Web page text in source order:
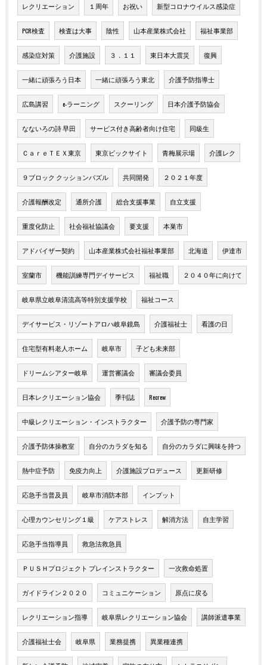
レクリエーション １周年 お祝い 新型コロナウイルス感染症
PCR検査 検査は大事 陰性 山本産業株式会社 福祉事業部
感染症対策 介護施設 ３．１１ 東日本大震災 復興
一緒に頑張ろう日本 一緒に頑張ろう東北 介護予防指導士
広島講習 e-ラーニング スクーリング 日本介護予防協会
なないろの詩 早田 サービス付き高齢者向け住宅 同級生
ＣａｒｅＴＥＸ東京 東京ビックサイト 青梅展示場 介護レク
９ブロック クッションパズル 共同開発 ２０２１年度
介護報酬改定 通所介護 総合支援事業 自立支援
重度化防止 社会福祉協議会 要支援 本巣市
アドバイザー契約 山本産業株式会社福祉事業部 北海道 伊達市
室蘭市 機能訓練専門デイサービス 福祉職 ２０４０年に向けて
岐阜県立岐阜清流高等特別支援学校 福祉コース
デイサービス・リゾートアロハ岐阜鏡島 介護福祉士 看護の日
住宅型有料老人ホーム 岐阜市 子ども未来部
ドリームシアター岐阜 運営審議会 審議会委員
日本レクリエーション協会 季刊誌 Recrew
中級レクリエーション・インストラクター 介護予防の専門家
介護予防体操教室 自分のカラダを知る 自分のカラダに興味を持つ
熱中症予防 免疫力向上 介護施設プロデュース 更新研修
応急手当普及員 岐阜市消防本部 インプット
心理カウンセリング１級 ケアストレス 解消方法 自主学習
応急手当指導員 救急法救急員
ＰＵＳＨプロジェクト プレインストラクター 一次救命処置
ガイドライン２０２０ コミュニケーション 原点に戻る
レクリエーション指導 岐阜県レクリエーション協会 講師派遣事業
介護福祉士会 岐阜県 業務提携 異業種連携